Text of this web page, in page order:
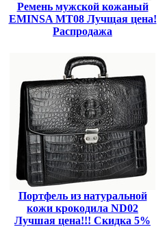
Ремень мужской кожаный
EMINSA MT08 Лучщая цена!
Распродажа
Портфель из натуральной
кожи крокодила ND02
Лучшая цена!!! Скидка 5%